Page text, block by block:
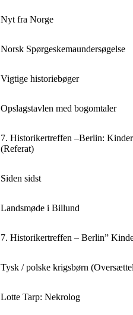
Nyt fra Norge
Norsk Spørgeskemaundersøgelse
Vigtige historiebøger
Opslagstavlen med bogomtaler
7. Historikertreffen –Berlin:
(Referat)
Siden sidst
Landsmøde i Billund
7. Historikertreffen – Berlin”
Tysk / polske krigsbørn
Lotte Tarp: Nekrolog